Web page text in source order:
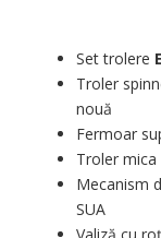
Set trolere
Troler
nouă
Fermoar
Troler
Mecanism
SUA